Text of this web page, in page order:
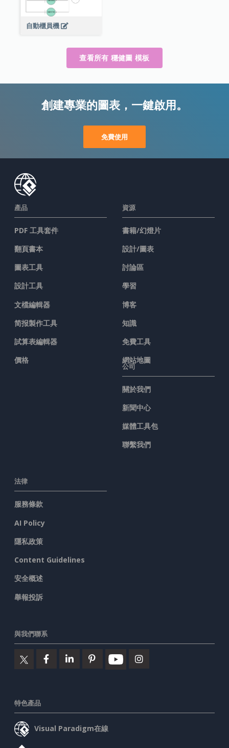
自動櫃員機
查看所有 穩健圖 模板
創建專業的圖表，一鍵啟用。
免費使用
產品
PDF 工具套件
翻頁書本
圖表工具
設計工具
文檔編輯器
简报製作工具
試算表編輯器
價格
資源
書籍/幻燈片
設計/圖表
討論區
學習
博客
知識
免費工具
網站地圖
公司
關於我們
新聞中心
媒體工具包
聯繫我們
法律
服務條款
AI Policy
隱私政策
Content Guidelines
安全概述
舉報投訴
與我們聯系
特色產品
Visual Paradigm在線